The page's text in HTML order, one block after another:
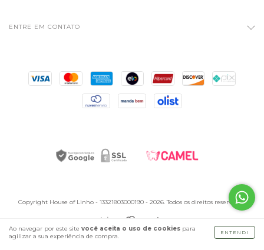
Ao navegar por este site você aceita o uso de cookies para
agilizar a sua experiência de compra.
ENTENDI
ENTRE EM CONTATO
Copyright House of Linho - 13321803000190 - 2026. Todos os direitos reservados.